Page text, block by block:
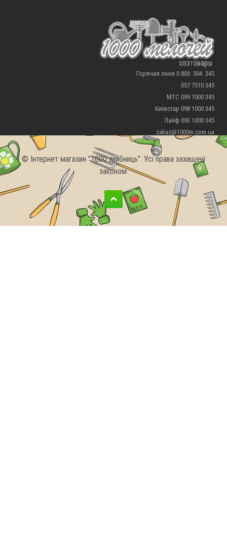
Горячая лінія 0 800 504 345
057 7510 345
МТС 099 1000 345
Київстар 098 1000 345
Лайф 093 1000 345
zakaz@1000m.com.ua
© Інтернет магазин "1000 дрібниць". Усі права захищені
законом.